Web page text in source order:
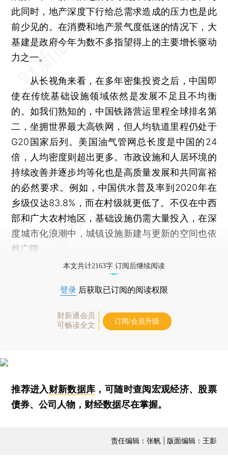
此同时，地产深度下行给总需求造成的压力也是此
前少见的。在消费和地产景气度低迷的情况下，大
基建是政府今年为数不多指望得上的主要增长驱动
力之一。
从长视角来看，在多年密集投资之后，中国即
使在传统基础设施领域依然是发展不足且不均衡
的。如我们熟知的，中国铁路营运里程全球排名第
二，坐拥世界最大高铁网，但人均轨道里程仍处于
G20国家后列。美国油气管网总长度是中国的24
倍，人均密度则超出更多。市政设施和人居环境的
持续改善并逐步均等化也是高质量发展和共同富裕
的必然要求。例如，中国供水普及率到2020年在
乡级仅达83.8%，而在村级就更低了。不仅在中西
部和广大农村地区，基础设施仍需大量投入，在深
度城市化浪潮中，城镇设施新建与更新的空间也依
然广阔。
本文共计2163字 订阅后继续阅读
登录 后获取已订阅的阅读权限
财新通会员
可畅读全文
订阅/会员升级
推荐进入财新数据库 ，可随时查阅宏观经济、股票
债券、公司人物，财经数据尽在掌握。
责任编辑：张帆 | 版面编辑：王影